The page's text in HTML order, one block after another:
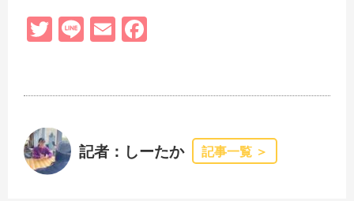
T
wi
er
Li
n
E
m
e
o
記者：しーたか 記事一覧 ＞